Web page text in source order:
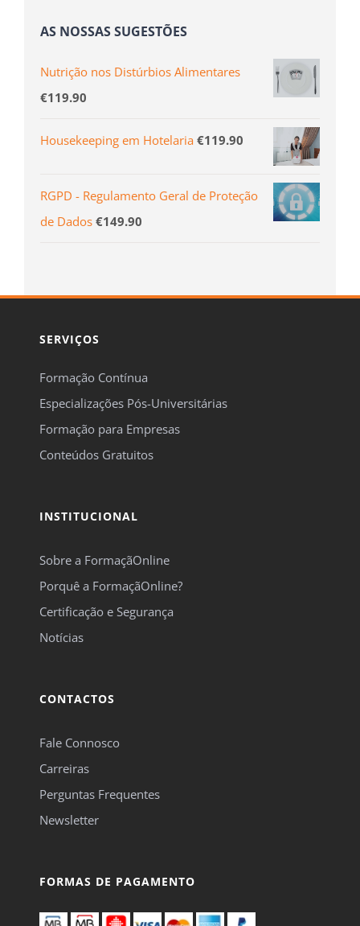
AS NOSSAS SUGESTÕES
Nutrição nos Distúrbios Alimentares
€119.90
Housekeeping em Hotelaria €119.90
RGPD - Regulamento Geral de Proteção
de Dados €149.90
SERVIÇOS
Formação Contínua
Especializações Pós-Universitárias
Formação para Empresas
Conteúdos Gratuitos
INSTITUCIONAL
Sobre a FormaçãOnline
Porquê a FormaçãOnline?
Certificação e Segurança
Notícias
CONTACTOS
Fale Connosco
Carreiras
Perguntas Frequentes
Newsletter
FORMAS DE PAGAMENTO